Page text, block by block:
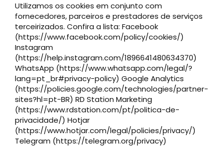
Utilizamos os cookies em conjunto com
fornecedores, parceiros e prestadores de serviços
terceirizados. Confira a lista: Facebook
(https://www.facebook.com/policy/cookies/)
Instagram
(https://help.instagram.com/1896641480634370)
WhatsApp (https://www.whatsapp.com/legal/?
lang=pt_br#privacy-policy) Google Analytics
(https://policies.google.com/technologies/partner-
sites?hl=pt-BR) RD Station Marketing
(https://www.rdstation.com/pt/politica-de-
privacidade/) Hotjar
(https://www.hotjar.com/legal/policies/privacy/)
Telegram (https://telegram.org/privacy)